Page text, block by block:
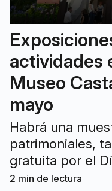
actividades
Museo
mayo
Habrá una
patrimoniales,
gratuita por el
Museos.
2 min de lectura